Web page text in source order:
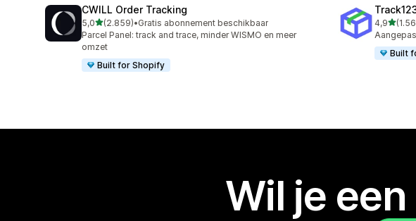
CWILL Order Tracking
5,0van 5 sterren
(2.859)
2859 recensies in totaal
•Gratis abonnement beschikbaar
Parcel Panel: track and trace, minder WISMO en meer
omzet
Built for Shopify
4,9van 5
1567
Built
Wil je